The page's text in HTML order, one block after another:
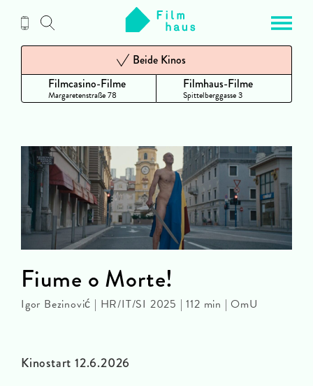
Inhalt
Filmcasino-Filme
Margaretenstraße 78
Beide Kinos
Filmhaus-Filme
Spittelberggasse 3
Kinostart 12.6.2026
Fiume o Morte!
Igor Bezinović | HR/IT/SI 2025 | 112 min | OmU